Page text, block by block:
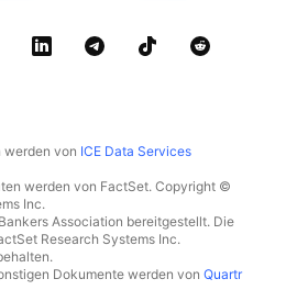
werden von ICE Data Services
werden von FactSet. Copyright ©
Inc.
Association bereitgestellt. Die
Research Systems Inc.
Dokumente werden von Quartr